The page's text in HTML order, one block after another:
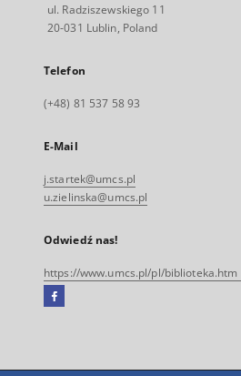
ul. Radziszewskiego 11
20-031 Lublin, Poland
Telefon
(+48) 81 537 58 93
E-Mail
j.startek@umcs.pl
u.zielinska@umcs.pl
Odwiedź nas!
https://www.umcs.pl/pl/biblioteka.htm
Facebook
się